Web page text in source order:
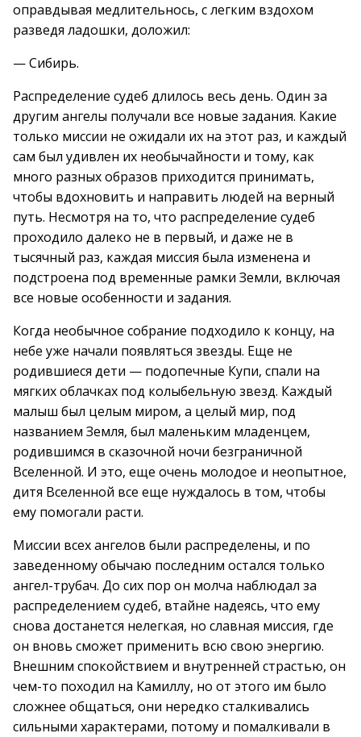
оправдывая медлительнось, с легким вздохом
разведя ладошки, доложил:
— Сибирь.
Распределение судеб длилось весь день. Один за
другим ангелы получали все новые задания. Какие
только миссии не ожидали их на этот раз, и каждый
сам был удивлен их необычайности и тому, как
много разных образов приходится принимать,
чтобы вдохновить и направить людей на верный
путь. Несмотря на то, что распределение судеб
проходило далеко не в первый, и даже не в
тысячный раз, каждая миссия была изменена и
подстроена под временные рамки Земли, включая
все новые особенности и задания.
Когда необычное собрание подходило к концу, на
небе уже начали появляться звезды. Еще не
родившиеся дети — подопечные Купи, спали на
мягких облачках под колыбельную звезд. Каждый
малыш был целым миром, а целый мир, под
названием Земля, был маленьким младенцем,
родившимся в сказочной ночи безграничной
Вселенной. И это, еще очень молодое и неопытное,
дитя Вселенной все еще нуждалось в том, чтобы
ему помогали расти.
Миссии всех ангелов были распределены, и по
заведенному обычаю последним остался только
ангел-трубач. До сих пор он молча наблюдал за
распределением судеб, втайне надеясь, что ему
снова достанется нелегкая, но славная миссия, где
он вновь сможет применить всю свою энергию.
Внешним спокойствием и внутренней страстью, он
чем-то походил на Камиллу, но от этого им было
сложнее общаться, они нередко сталкивались
сильными характерами, потому и помалкивали в